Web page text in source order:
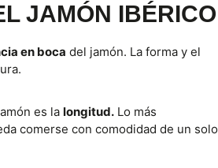
JAMÓN IBÉRICO
en boca del jamón. La forma y el
es la longitud. Lo más
comerse con comodidad de un solo